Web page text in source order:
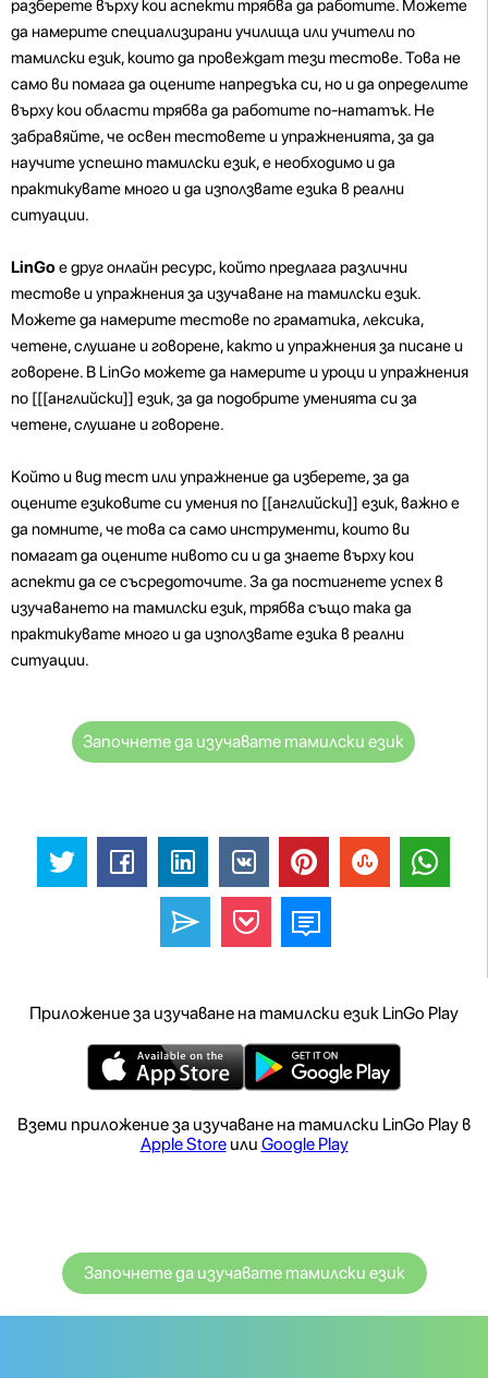
разберете върху кои аспекти трябва да работите. Можете
да намерите специализирани училища или учители по
тамилски език, които да провеждат тези тестове. Това не
само ви помага да оцените напредъка си, но и да определите
върху кои области трябва да работите по-нататък. Не
забравяйте, че освен тестовете и упражненията, за да
научите успешно тамилски език, е необходимо и да
практикувате много и да използвате езика в реални
ситуации.
LinGoе друг онлайн ресурс, който предлага различни
тестове и упражнения за изучаване на тамилски език.
Можете да намерите тестове по граматика, лексика,
четене, слушане и говорене, както и упражнения за писане и
говорене. В LinGo можете да намерите и уроци и упражнения
по [[[английски]] език, за да подобрите уменията си за
четене, слушане и говорене.
Който и вид тест или упражнение да изберете, за да
оцените езиковите си умения по [[английски]] език, важно е
да помните, че това са само инструменти, които ви
помагат да оцените нивото си и да знаете върху кои
аспекти да се съсредоточите. За да постигнете успех в
изучаването на тамилски език, трябва също така да
практикувате много и да използвате езика в реални
ситуации.
Започнете да изучавате тамилски език
Приложение за изучаване на тамилски език LinGo Play
Вземи приложение за изучаване на тамилски LinGo Play в
Apple Storeили Google Play
Започнете да изучавате тамилски език